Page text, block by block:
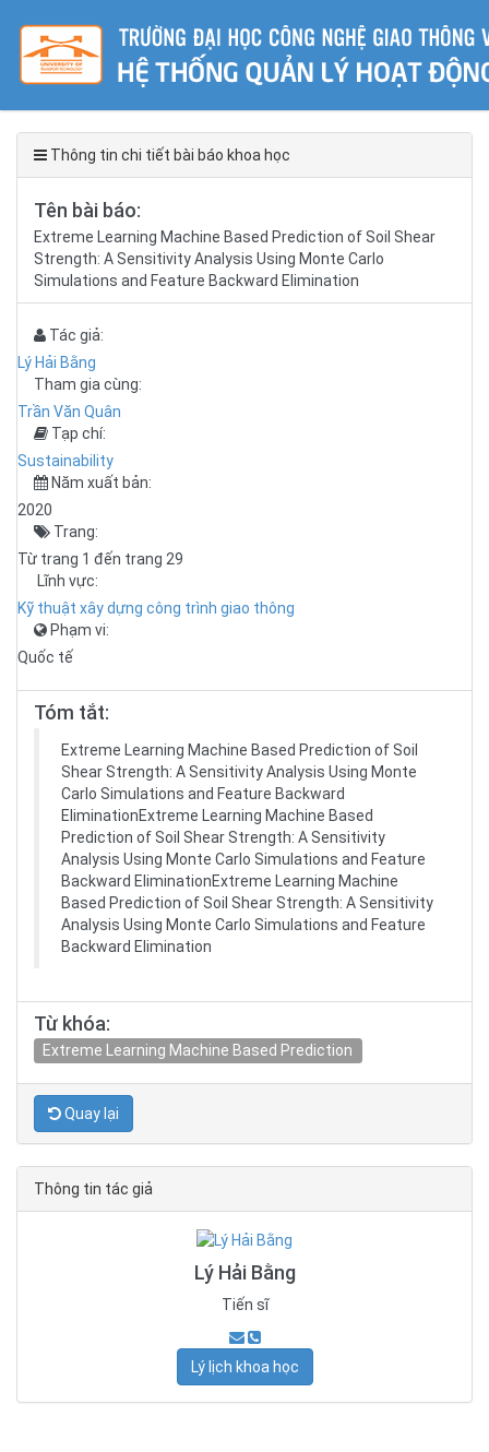
Thông tin chi tiết bài báo khoa học
Tên bài báo:
Extreme Learning Machine Based Prediction of Soil Shear
Strength: A Sensitivity Analysis Using Monte Carlo
Simulations and Feature Backward Elimination
Tác giả:
Lý Hải Bằng
Tham gia cùng:
Trần Văn Quân
Tạp chí:
Sustainability
Năm xuất bản:
2020
Trang:
Từ trang 1 đến trang 29
Lĩnh vực:
Kỹ thuật xây dựng công trình giao thông
Phạm vi:
Quốc tế
Tóm tắt:
Extreme Learning Machine Based Prediction of Soil
Shear Strength: A Sensitivity Analysis Using Monte
Carlo Simulations and Feature Backward
EliminationExtreme Learning Machine Based
Prediction of Soil Shear Strength: A Sensitivity
Analysis Using Monte Carlo Simulations and Feature
Backward EliminationExtreme Learning Machine
Based Prediction of Soil Shear Strength: A Sensitivity
Analysis Using Monte Carlo Simulations and Feature
Backward Elimination
Từ khóa:
Extreme Learning Machine Based Prediction
Quay lại
Thông tin tác giả
Lý Hải Bằng
Tiến sĩ
Lý lịch khoa học